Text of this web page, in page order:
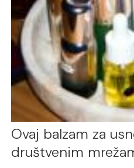
Ovaj balzam za
društvenim